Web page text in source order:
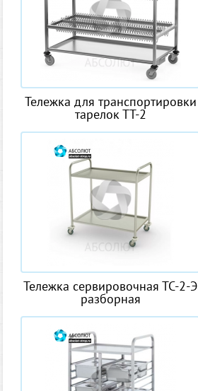
Тележка для транспортировки
тарелок ТТ-2
Тележка сервировочная ТС-2-Э
разборная